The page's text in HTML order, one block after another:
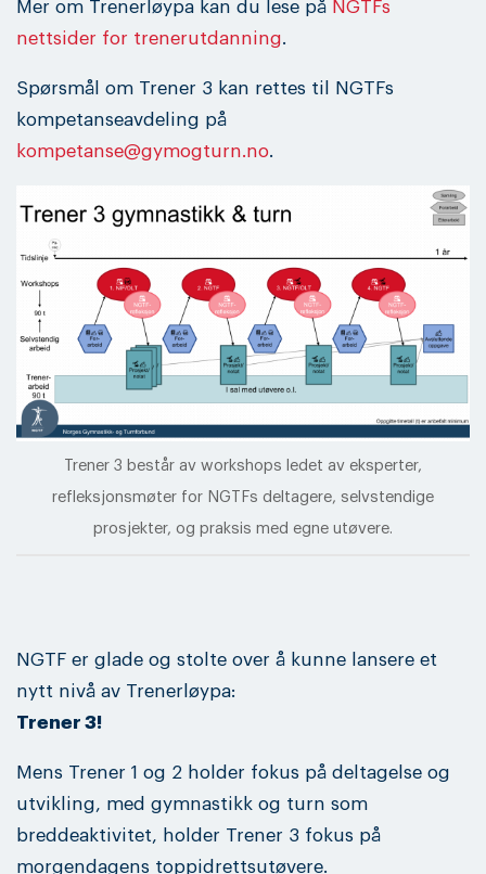
Mer om Trenerløypa kan du lese på NGTFs
nettsider for trenerutdanning.
Spørsmål om Trener 3 kan rettes til NGTFs
kompetanseavdeling på
kompetanse@gymogturn.no.
Trener 3 består av workshops ledet av eksperter,
refleksjonsmøter for NGTFs deltagere, selvstendige
prosjekter, og praksis med egne utøvere.
NGTF er glade og stolte over å kunne lansere et
nytt nivå av Trenerløypa:
Trener 3!
Mens Trener 1 og 2 holder fokus på deltagelse og
utvikling, med gymnastikk og turn som
breddeaktivitet, holder Trener 3 fokus på
morgendagens toppidrettsutøvere.